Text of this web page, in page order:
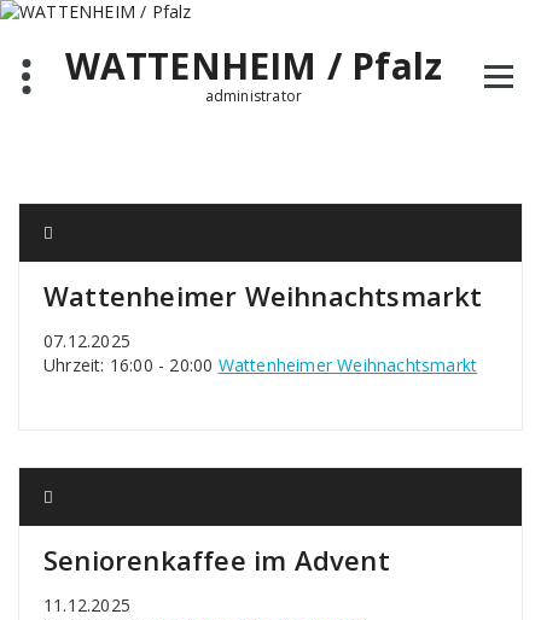
Zum
springenWATTENHEIM / Pfalz
administrator
Wattenheimer Weihnachtsmarkt
07.12.2025
Uhrzeit: 16:00 - 20:00 Wattenheimer Weihnachtsmarkt
Seniorenkaffee im Advent
11.12.2025